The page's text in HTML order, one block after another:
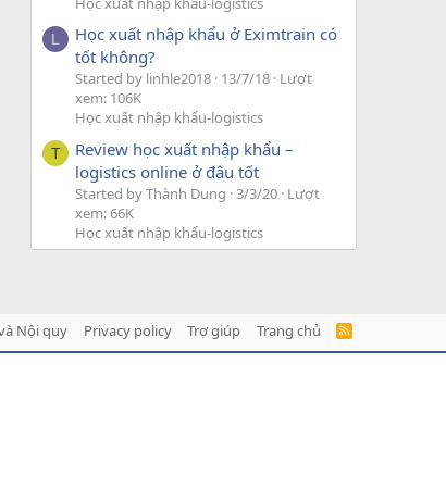
L
Học xuất nhập khẩu ở Eximtrain có
tốt không?
Started by linhle2018 13/7/18 Lượt
xem: 106K
Học xuất nhập khẩu-logistics
T
Review học xuất nhập khẩu –
logistics online ở đâu tốt
Started by Thành Dung 3/3/20 Lượt
xem: 66K
Học xuất nhập khẩu-logistics
Nội quy Privacy policy Trợ giúp Trang chủ
R